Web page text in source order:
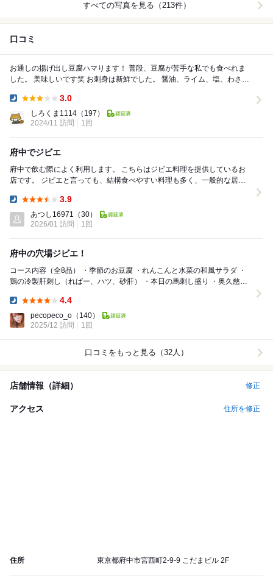
すべての写真を見る（213件）
口コミ
お通しの揚げ出し豆腐ハマります！ 普段、豆腐が苦手な私でも食べれま
した。 美味しいです笑 お刺身は新鮮でした。 醤油、ライム、塩、わさ
3.0
しろくま1114 （197）
2024/11 訪問
1回
府中でジビエ
府中で飲む際によく利用します。 こちらはジビエ料理を提供しているお
店です。 ジビエと言っても、結構食べやすい料理も多く、一般的な居酒
3.9
あつし16971 （30）
2026/01 訪問
1回
府中の穴場ジビエ！
コース内容（全8品） ・季節のお豆腐 ・れんこんと水菜の和風サラダ ・
鶏の冷製肝刺し（ればー、ハツ、砂肝） ・本日の馬刺し盛り ・奥久慈卵
4.4
pecopeco_o （140）
2025/12 訪問
1回
口コミをもっと見る（32人）
店舗情報（詳細） 修正
アクセス 住所を修正
住所 東京都府中市宮西町2-9-9 こだまビル 2F